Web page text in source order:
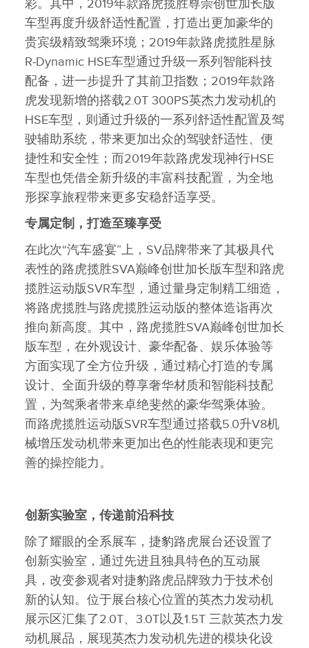
彩。其中，2019年款路虎揽胜尊崇创世加长版
车型再度升级舒适性配置，打造出更加豪华的
贵宾级精致驾乘环境；2019年款路虎揽胜星脉
R‑Dynamic HSE车型通过升级一系列智能科技
配备，进一步提升了其前卫指数；2019年款路
虎发现新增的搭载2.0T 300PS英杰力发动机的
HSE车型，则通过升级的一系列舒适性配置及驾
驶辅助系统，带来更加出众的驾驶舒适性、便
捷性和安全性；而2019年款路虎发现神行HSE
车型也凭借全新升级的丰富科技配置，为全地
形探享旅程带来更多安稳舒适享受。
专属定制，打造至臻享受
在此次“汽车盛宴”上，SV品牌带来了其极具代
表性的路虎揽胜SVA巅峰创世加长版车型和路虎
揽胜运动版SVR车型，通过量身定制精工细造，
将路虎揽胜与路虎揽胜运动版的整体造诣再次
推向新高度。其中，路虎揽胜SVA巅峰创世加长
版车型，在外观设计、豪华配备、娱乐体验等
方面实现了全方位升级，通过精心打造的专属
设计、全面升级的尊享奢华材质和智能科技配
置，为驾乘者带来卓绝斐然的豪华驾乘体验。
而路虎揽胜运动版SVR车型通过搭载5.0升V8机
械增压发动机带来更加出色的性能表现和更完
善的操控能力。
创新实验室，传递前沿科技
除了耀眼的全系展车，捷豹路虎展台还设置了
创新实验室，通过先进且独具特色的互动展
具，改变参观者对捷豹路虎品牌致力于技术创
新的认知。位于展台核心位置的英杰力发动机
展示区汇集了2.0T、3.0T以及1.5T 三款英杰力发
动机展品，展现英杰力发动机先进的模块化设